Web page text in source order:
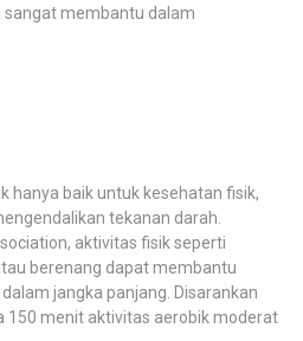
membantu dalam
hanya baik untuk kesehatan fisik,
tekanan darah.
aktivitas fisik seperti
berenang dapat membantu
jangka panjang. Disarankan
150 menit aktivitas aerobik moderat